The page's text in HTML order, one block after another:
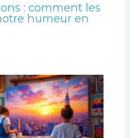
: comment les
humeur en